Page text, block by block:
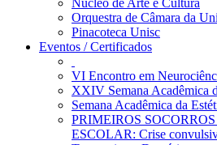
Orquestra de Câmara da
Pinacoteca Unisc
Eventos / Certificados
VI Encontro em
XXIV Semana Acadêmica
Semana Acadêmica da
PRIMEIROS
ESCOLAR: Crise